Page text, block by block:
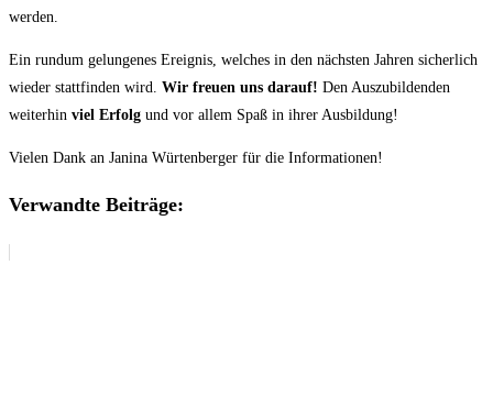
werden.
Ein rundum gelungenes Ereignis, welches in den nächsten Jahren sicherlich
wieder stattfinden wird. Wir freuen uns darauf! Den Auszubildenden
weiterhin viel Erfolg und vor allem Spaß in ihrer Ausbildung!
Vielen Dank an Janina Würtenberger für die Informationen!
Verwandte Beiträge: